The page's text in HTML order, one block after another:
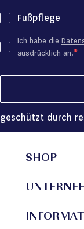
Fußpflege
Ich habe die
ausdrücklich an.
geschützt durch
SHOP